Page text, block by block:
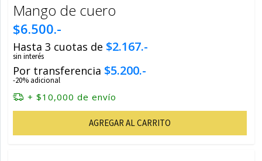
Mango de cuero
$6.500.-
Hasta 3 cuotas de $2.167.-
sin interés
Por transferencia $5.200.-
-20% adicional
+ $10,000 de envío
AGREGAR AL CARRITO